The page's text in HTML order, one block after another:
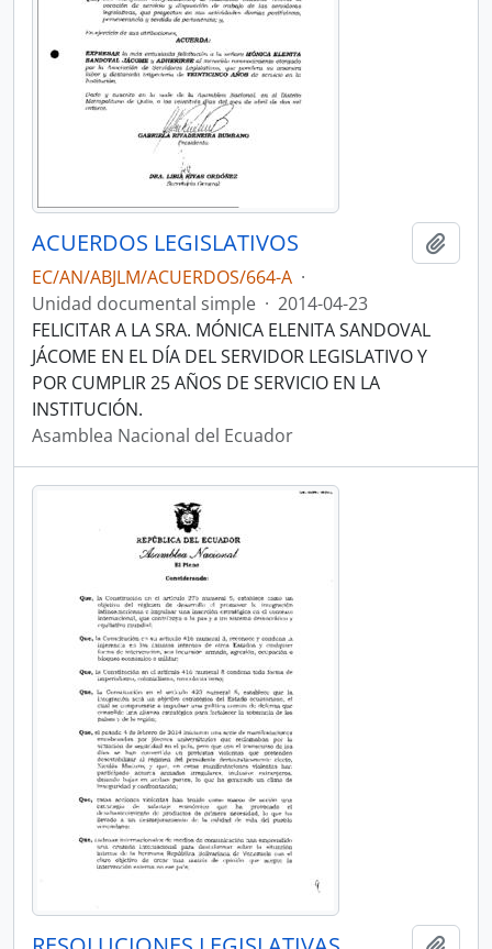
ACUERDOS LEGISLATIVOS
EC/AN/ABJLM/ACUERDOS/664-A ·
Unidad documental simple · 2014-04-23
FELICITAR A LA SRA. MÓNICA ELENITA SANDOVAL
JÁCOME EN EL DÍA DEL SERVIDOR LEGISLATIVO Y
POR CUMPLIR 25 AÑOS DE SERVICIO EN LA
INSTITUCIÓN.
Asamblea Nacional del Ecuador